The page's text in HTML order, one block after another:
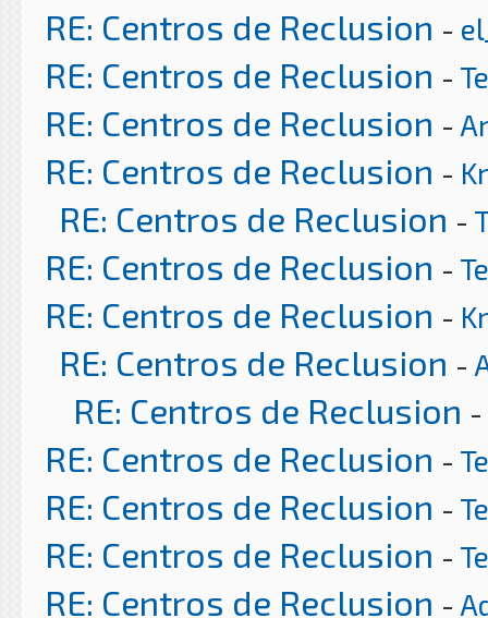
RE: Centros de Reclusion -
RE: Centros de Reclusion -
RE: Centros de Reclusion -
RE: Centros de Reclusion -
RE: Centros de Reclusion -
RE: Centros de Reclusion -
RE: Centros de Reclusion -
RE: Centros de Reclusion -
RE: Centros de Reclusion -
RE: Centros de Reclusion -
RE: Centros de Reclusion -
RE: Centros de Reclusion -
RE: Centros de Reclusion -